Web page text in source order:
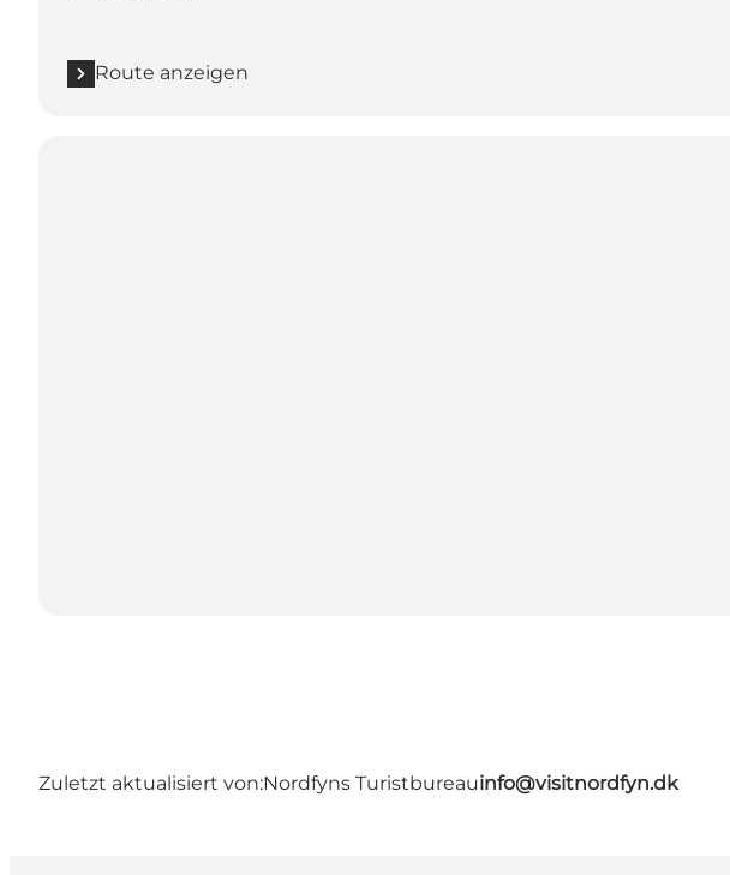
Route anzeigen
Zuletzt aktualisiert von:Nordfyns Turistbureauinfo@visitnordfyn.dk